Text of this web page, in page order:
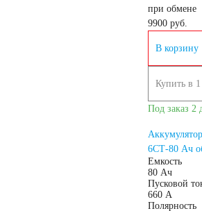
при обмене
9900 руб.
В корзину
Купить в
Под заказ 2
6СТ-80 Ач
Емкость
80 Ач
Пусковой
660 А
Полярность